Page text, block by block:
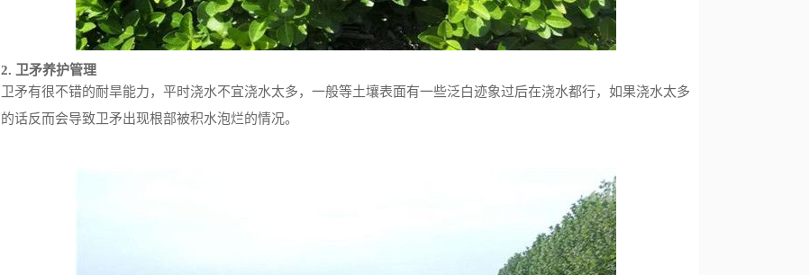
2. 卫矛养护管理
卫矛有很不错的耐旱能力，平时浇水不宜浇水太多，一般等土壤表面有一些泛白迹象过后在浇水都行，如果浇水太多
的话反而会导致卫矛出现根部被积水泡烂的情况。